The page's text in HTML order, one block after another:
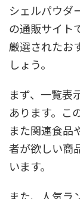
シェルパウダ
の通販サイト
厳選されたお
しょう。
まず、一覧表
あります。こ
また関連食品
者が欲しい商
います。